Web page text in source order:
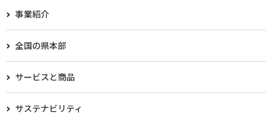
事業紹介
全国の県本部
サービスと商品
サステナビリティ